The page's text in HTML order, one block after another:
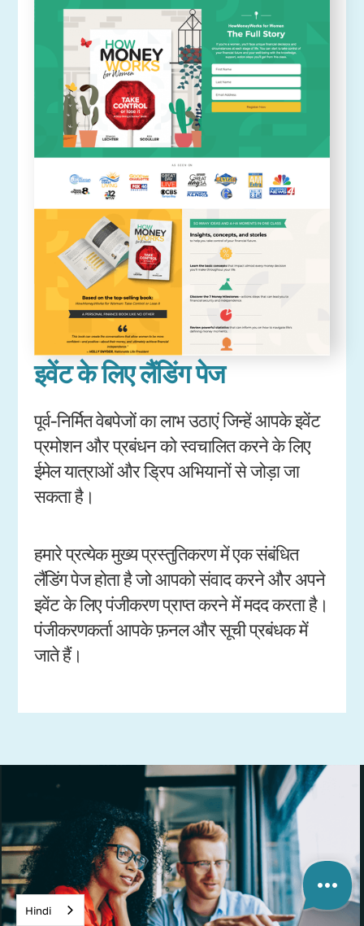
इवेंट के लिए लैंडिंग पेज
पूर्व-निर्मित वेबपेजों का लाभ उठाएं जिन्हें आपके इवेंट
प्रमोशन और प्रबंधन को स्वचालित करने के लिए
ईमेल यात्राओं और ड्रिप अभियानों से जोड़ा जा
सकता है।
हमारे प्रत्येक मुख्य प्रस्तुतिकरण में एक संबंधित
लैंडिंग पेज होता है जो आपको संवाद करने और अपने
इवेंट के लिए पंजीकरण प्राप्त करने में मदद करता है।
पंजीकरणकर्ता आपके फ़नल और सूची प्रबंधक में
जाते हैं।
Hindi